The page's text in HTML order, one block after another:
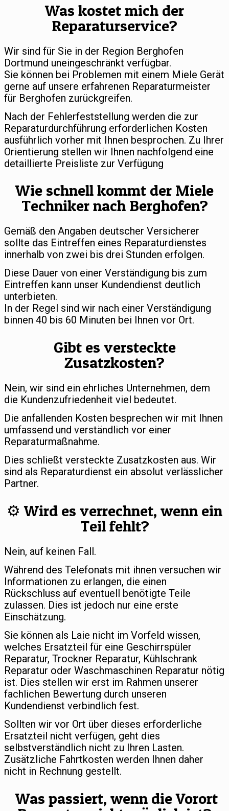
Was kostet mich der
Reparaturservice?
Wir sind für Sie in der Region Berghofen
Dortmund uneingeschränkt verfügbar.
Sie können bei Problemen mit einem Miele Gerät
gerne auf unsere erfahrenen Reparaturmeister
für Berghofen zurückgreifen.
Nach der Fehlerfeststellung werden die zur
Reparaturdurchführung erforderlichen Kosten
ausführlich vorher mit Ihnen besprochen. Zu Ihrer
Orientierung stellen wir Ihnen nachfolgend eine
detaillierte Preisliste zur Verfügung
Wie schnell kommt der Miele
Techniker nach Berghofen?
Gemäß den Angaben deutscher Versicherer
sollte das Eintreffen eines Reparaturdienstes
innerhalb von zwei bis drei Stunden erfolgen.
Diese Dauer von einer Verständigung bis zum
Eintreffen kann unser Kundendienst deutlich
unterbieten.
In der Regel sind wir nach einer Verständigung
binnen 40 bis 60 Minuten bei Ihnen vor Ort.
Gibt es versteckte
Zusatzkosten?
Nein, wir sind ein ehrliches Unternehmen, dem
die Kundenzufriedenheit viel bedeutet.
Die anfallenden Kosten besprechen wir mit Ihnen
umfassend und verständlich vor einer
Reparaturmaßnahme.
Dies schließt versteckte Zusatzkosten aus. Wir
sind als Reparaturdienst ein absolut verlässlicher
Partner.
⚙️ Wird es verrechnet, wenn ein
Teil fehlt?
Nein, auf keinen Fall.
Während des Telefonats mit ihnen versuchen wir
Informationen zu erlangen, die einen
Rückschluss auf eventuell benötigte Teile
zulassen. Dies ist jedoch nur eine erste
Einschätzung.
Sie können als Laie nicht im Vorfeld wissen,
welches Ersatzteil für eine Geschirrspüler
Reparatur, Trockner Reparatur, Kühlschrank
Reparatur oder Waschmaschinen Reparatur nötig
ist. Dies stellen wir erst im Rahmen unserer
fachlichen Bewertung durch unseren
Kundendienst verbindlich fest.
Sollten wir vor Ort über dieses erforderliche
Ersatzteil nicht verfügen, geht dies
selbstverständlich nicht zu Ihren Lasten.
Zusätzliche Fahrtkosten werden Ihnen daher
nicht in Rechnung gestellt.
Was passiert, wenn die Vorort